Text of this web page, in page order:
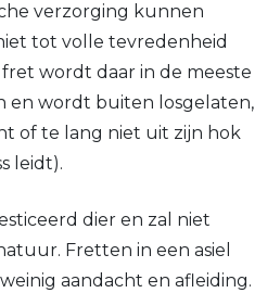
verzorging kunnen
tot volle tevredenheid
wordt daar in de meeste
en wordt buiten losgelaten,
of te lang niet uit zijn hok
leidt).
dier en zal niet
Fretten in een asiel
aandacht en afleiding.